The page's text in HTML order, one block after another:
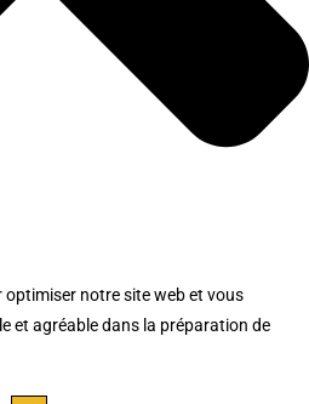
notre site web et vous
et agréable dans la préparation de